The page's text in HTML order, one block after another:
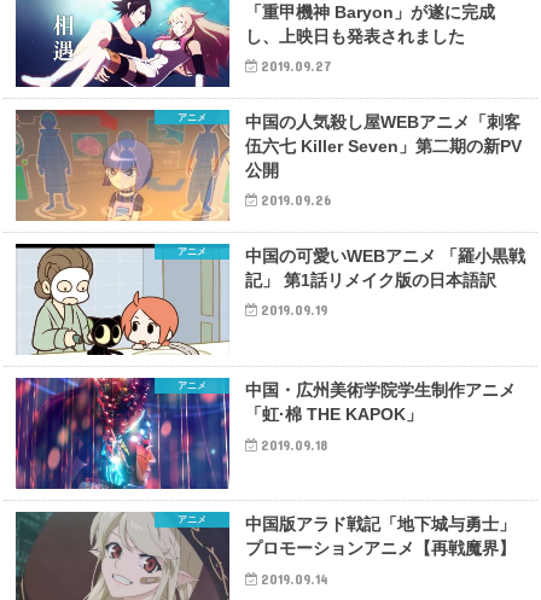
「重甲機神 Baryon」が遂に完成
し、上映日も発表されました
2019.09.27
アニメ
中国の人気殺し屋WEBアニメ「刺客
伍六七 Killer Seven」第二期の新PV
公開
2019.09.26
アニメ
中国の可愛いWEBアニメ 「羅小黒戦
記」 第1話リメイク版の日本語訳
2019.09.19
アニメ
中国・広州美術学院学生制作アニメ
「虹·棉 THE KAPOK」
2019.09.18
アニメ
中国版アラド戦記「地下城与勇士」
プロモーションアニメ【再戦魔界】
2019.09.14